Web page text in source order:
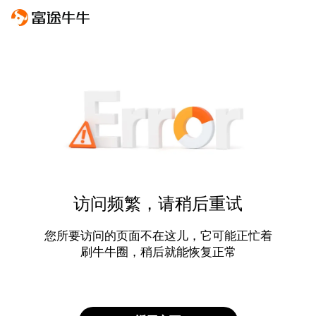
访问频繁，请稍后重试
您所要访问的页面不在这儿，它可能正忙着
刷牛牛圈，稍后就能恢复正常